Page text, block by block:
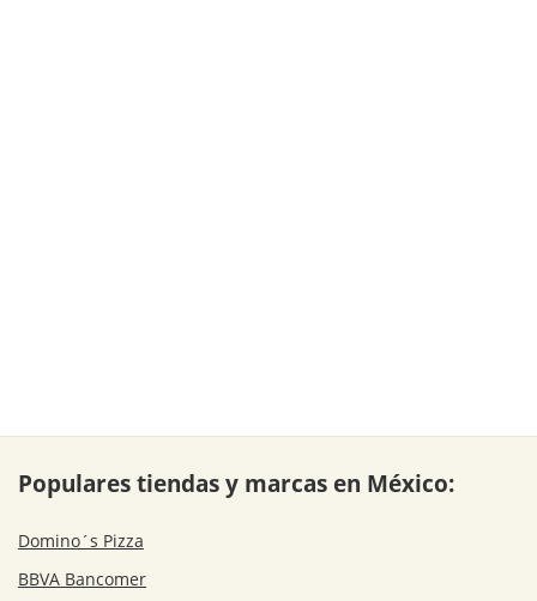
Populares tiendas y marcas en México:
Domino´s Pizza
BBVA Bancomer